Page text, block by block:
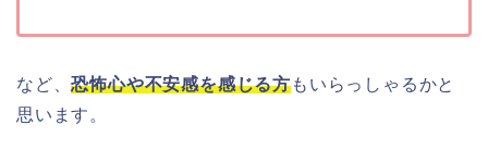
など、恐怖心や不安感を感じる方もいらっしゃるかと
思います。